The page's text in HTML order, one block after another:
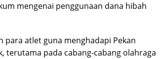
mengenai penggunaan dana hibah
para atlet guna menghadapi Pekan
terutama pada cabang-cabang olahraga